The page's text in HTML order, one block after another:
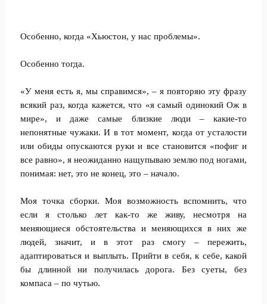
Особенно, когда «Хьюстон, у нас проблемы».
Особенно тогда.
«У меня есть я, мы справимся», – я повторяю эту фразу
всякий раз, когда кажется, что «я самый одинокий Ож в
мире», и даже самые близкие люди – какие-то
непонятные чужаки. И в тот момент, когда от усталости
или обиды опускаются руки и все становится «пофиг и
все равно», я неожиданно нащупываю землю под ногами,
понимая: нет, это не конец, это – начало.
Моя точка сборки. Моя возможность вспомнить, что
если я столько лет как-то же живу, несмотря на
меняющиеся обстоятельства и меняющихся в них же
людей, значит, и в этот раз смогу – пережить,
адаптироваться и выплыть. Прийти в себя, к себе, какой
бы длинной ни получилась дорога. Без суеты, без
компаса – по чутью.